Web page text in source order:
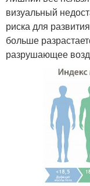
визуальный
риска для
больше
разрушающее